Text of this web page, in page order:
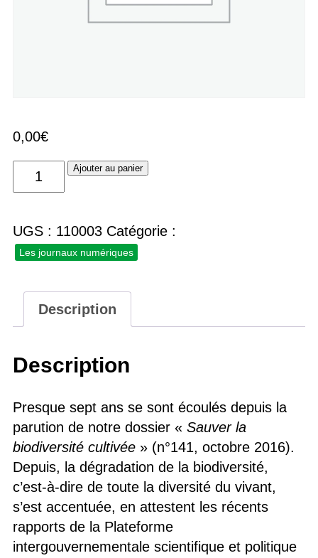
0,00€
quantité
de
juillet-
septembre
(version
numérique)
Ajouter au panier
UGS : 110003 Catégorie :
Les journaux numériques
Description
Description
Presque sept ans se sont écoulés depuis la
parution de notre dossier « Sauver la
biodiversité cultivée» (n°141, octobre 2016).
Depuis, la dégradation de la biodiversité,
c’est-à-dire de toute la diversité du vivant,
s’est accentuée, en attestent les récents
rapports de la Plateforme
intergouvernementale scientifique et politique